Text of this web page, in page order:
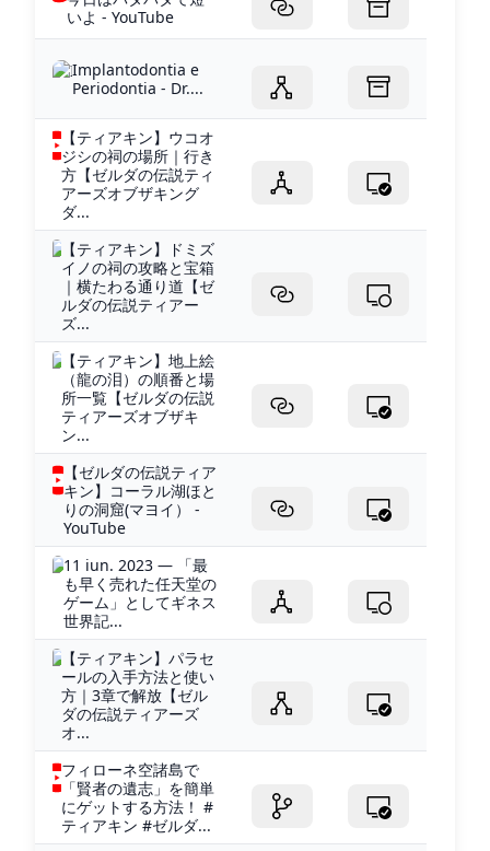
いよ - YouTube
Implantodontia e
Periodontia - Dr....
【ティアキン】ウコオ
ジシの祠の場所｜行き
方【ゼルダの伝説ティ
アーズオブザキング
ダ...
【ティアキン】ドミズ
イノの祠の攻略と宝箱
｜横たわる通り道【ゼ
ルダの伝説ティアー
ズ...
【ティアキン】地上絵
（龍の泪）の順番と場
所一覧【ゼルダの伝説
ティアーズオブザキ
ン...
【ゼルダの伝説ティア
キン】コーラル湖ほと
りの洞窟(マヨイ） -
YouTube
11 iun. 2023 — 「最
も早く売れた任天堂の
ゲーム」としてギネス
世界記...
【ティアキン】パラセ
ールの入手方法と使い
方｜3章で解放【ゼル
ダの伝説ティアーズ
オ...
フィローネ空諸島で
「賢者の遺志」を簡単
にゲットする方法！ #
ティアキン #ゼルダ...